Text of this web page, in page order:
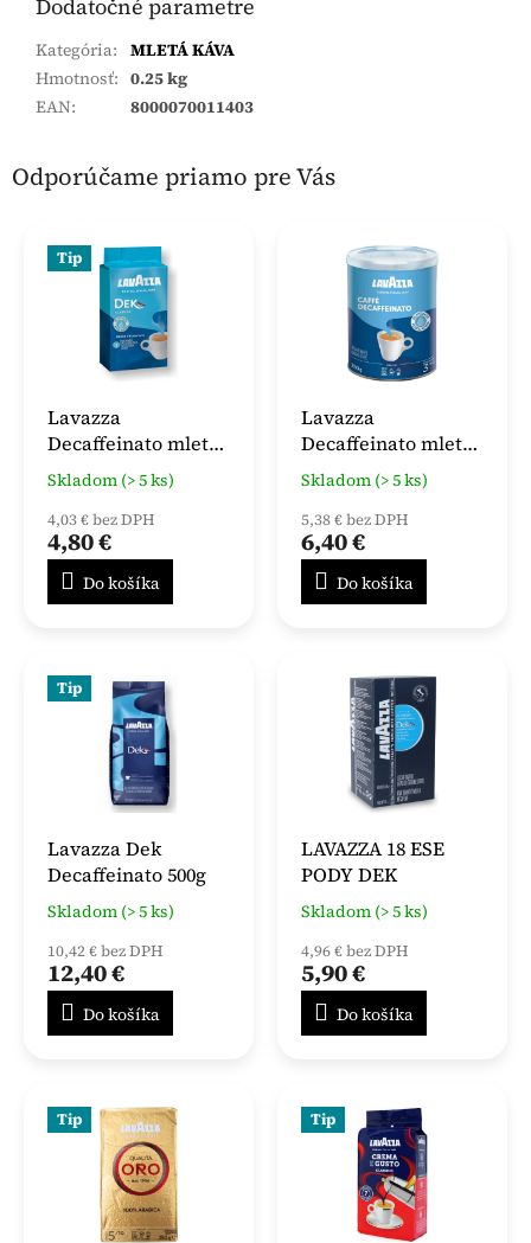
Dodatočné parametre
Kategória: MLETÁ KÁVA
Hmotnosť: 0.25 kg
EAN: 8000070011403
Odporúčame priamo pre Vás
Tip
Lavazza
Decaffeinato mletá
káva 250 g
Skladom (> 5 ks)
4,03 € bez DPH
4,80 €
Do košíka
Lavazza
Decaffeinato mletá
káva 250 g Doza
Skladom (> 5 ks)
5,38 € bez DPH
6,40 €
Do košíka
Tip
Lavazza Dek
Decaffeinato 500g
Skladom (> 5 ks)
10,42 € bez DPH
12,40 €
Do košíka
LAVAZZA 18 ESE
PODY DEK
Skladom (> 5 ks)
4,96 € bez DPH
5,90 €
Do košíka
Tip Tip